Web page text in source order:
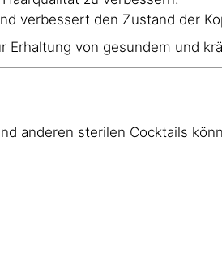
verbessert den Zustand der
Erhaltung von gesundem und
anderen sterilen Cocktails